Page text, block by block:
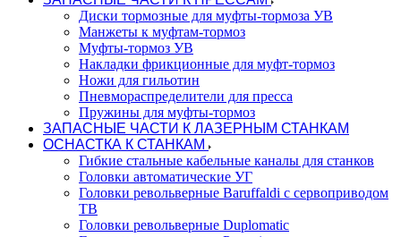
Диски тормозные для муфты-тормоза УВ
Манжеты к муфтам-тормоз
Муфты-тормоз УВ
Накладки фрикционные для муфт-тормоз
Ножи для гильотин
Пневмораспределители для пресса
Пружины для муфты-тормоз
ЗАПАСНЫЕ ЧАСТИ К ЛАЗЕРНЫМ СТАНКАМ
ОСНАСТКА К СТАНКАМ
Гибкие стальные кабельные каналы для станков
Головки автоматические УГ
Головки револьверные Baruffaldi с сервоприводом
ТВ
Головки револьверные Duplomatic